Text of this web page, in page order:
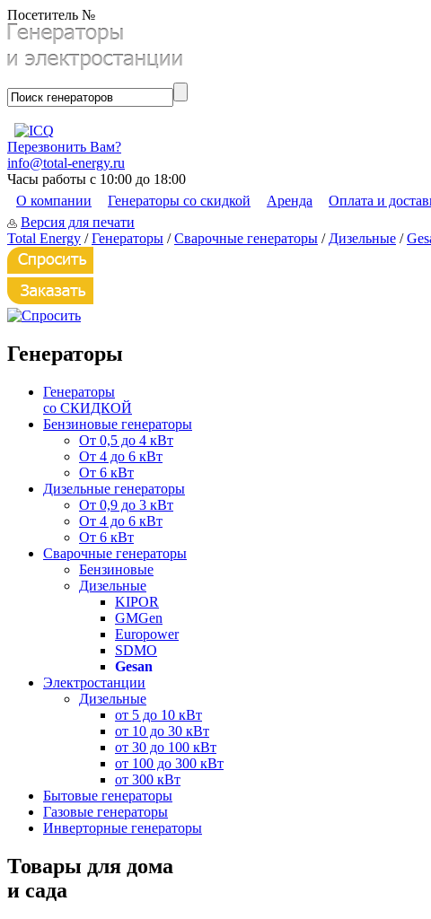
Посетитель №
Перезвонить Вам?
info@total-energy.ru
Часы работы с 10:00 до 18:00
О компании
Генераторы со скидкой Аренда Оплата и
Версия для печати
Total Energy /Генераторы /Сварочные генераторы / Дизельные /
Генераторы
Генераторы
со СКИДКОЙ
Бензиновые генераторы
От 0,5 до 4 кВт
От 4 до 6 кВт
От 6 кВт
Дизельные генераторы
От 0,9 до 3 кВт
От 4 до 6 кВт
От 6 кВт
Сварочные генераторы
Бензиновые
Дизельные
KIPOR
GMGen
Europower
SDMO
Gesan
Электростанции
Дизельные
от 5 до 10 кВт
от 10 до 30 кВт
от 30 до 100 кВт
от 100 до 300 кВт
от 300 кВт
Бытовые генераторы
Газовые генераторы
Инверторные генераторы
Товары для дома
и сада